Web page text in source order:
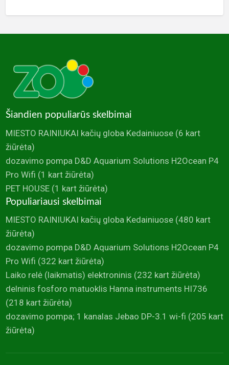
Šiandien populiarūs skelbimai
MIESTO RAINIUKAI kačių globa Kedainiuose(6 kart
žiūrėta)
dozavimo pompa D&D Aquarium Solutions H2Ocean P4
Pro Wifi (1 kart žiūrėta)
PET HOUSE(1 kart žiūrėta)
Populiariausi skelbimai
MIESTO RAINIUKAI kačių globa Kedainiuose(480 kart
žiūrėta)
dozavimo pompa D&D Aquarium Solutions H2Ocean P4
Pro Wifi (322 kart žiūrėta)
Laiko relė (laikmatis) elektroninis (232 kart žiūrėta)
delninis fosforo matuoklis Hanna instruments HI736
(218 kart žiūrėta)
dozavimo pompa; 1 kanalas Jebao DP-3.1 wi-fi (205 kart
žiūrėta)